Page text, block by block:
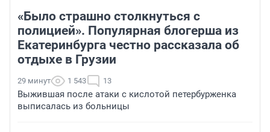
«Было страшно столкнуться с
полицией». Популярная блогерша из
Екатеринбурга честно рассказала об
отдыхе в Грузии
29 минут 1 543 13
Выжившая после атаки с кислотой петербурженка
выписалась из больницы